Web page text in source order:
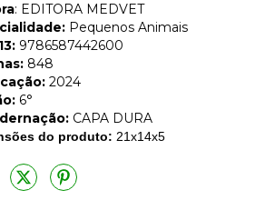
: EDITORA MEDVET
Pequenos Animais
9786587442600
848
2024
6°
CAPA DURA
do produto: 21x14x5